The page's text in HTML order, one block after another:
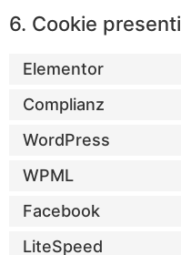
6. Cookie presenti
Elementor
Complianz
WordPress
WPML
Facebook
LiteSpeed